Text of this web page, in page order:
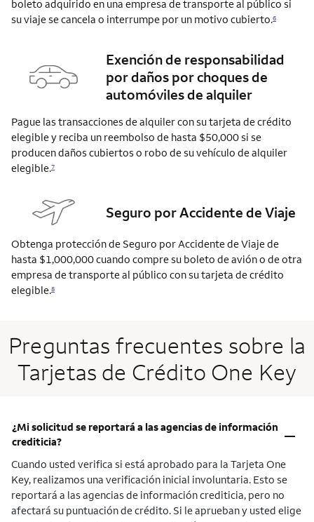
boleto adquirido en una empresa de transporte al público si
su viaje se cancela o interrumpe por un motivo cubierto.6
Exención de responsabilidad
por daños por choques de
automóviles de alquiler
Pague las transacciones de alquiler con su tarjeta de crédito
elegible y reciba un reembolso de hasta $50,000 si se
producen daños cubiertos o robo de su vehículo de alquiler
elegible.7
Seguro por Accidente de Viaje
Obtenga protección de Seguro por Accidente de Viaje de
hasta $1,000,000 cuando compre su boleto de avión o de otra
empresa de transporte al público con su tarjeta de crédito
elegible.8
Preguntas frecuentes sobre la
Tarjetas de Crédito One Key
¿Mi solicitud se reportará a las agencias de información
crediticia?
–
Cuando usted verifica si está aprobado para la Tarjeta One
Key, realizamos una verificación inicial involuntaria. Esto se
reportará a las agencias de información crediticia, pero no
afectará su puntuación de crédito. Si le aprueban y usted elige